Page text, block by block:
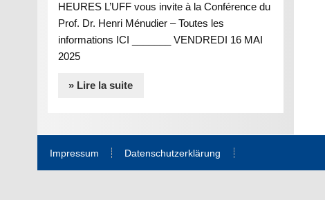
HEURES L’UFF vous invite à la Conférence du
Prof. Dr. Henri Ménudier – Toutes les
informations ICI _______ VENDREDI 16 MAI
2025
» Lire la suite
Impressum Datenschutzerklärung